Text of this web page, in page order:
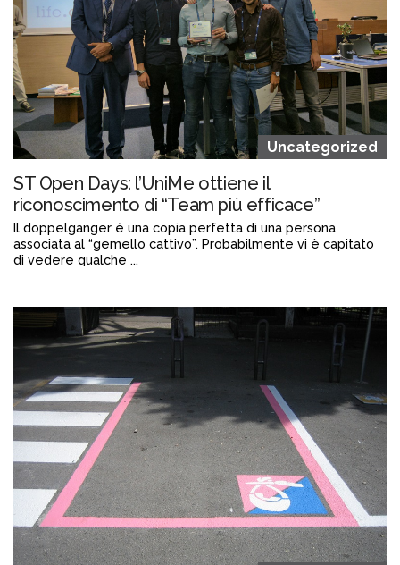
Uncategorized
ST Open Days: l’UniMe ottiene il
riconoscimento di “Team più efficace”
Il doppelganger è una copia perfetta di una persona
associata al “gemello cattivo”. Probabilmente vi è capitato
di vedere qualche ...
admin@admin.com 3 days fa